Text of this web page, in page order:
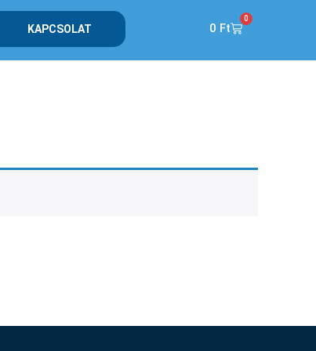
KAPCSOLAT 0 Ft
0